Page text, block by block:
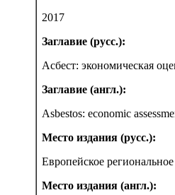
2017
Заглавие (русс.):
Асбест: экономическая
Заглавие (англ.):
Asbestos: economic
Место издания (русс.):
Европейское
Место издания (англ.):